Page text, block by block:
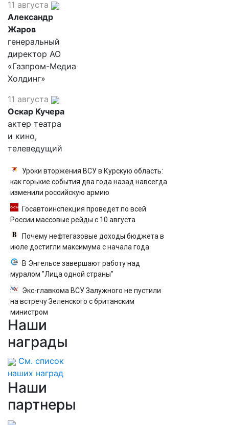
11 августа
Александр
Жаров
генеральный
директор АО
«Газпром-Медиа
Холдинг»
11 августа
Оскар Кучера
актер театра
и кино,
телеведущий
Уроки вторжения ВСУ в Курскую область:
как горькие события два года назад навсегда
изменили российскую армию
Госавтоинспекция проведет по всей
России массовые рейды с 10 августа
Почему нефтегазовые доходы бюджета в
июле достигли максимума с начала года
В Энгельсе завершают работу над
муралом "Лица одной страны"
Экс-главкома ВСУ Залужного не пустили
на встречу Зеленского с британским
министром
Наши
награды
См. список
наших наград
Наши
партнеры